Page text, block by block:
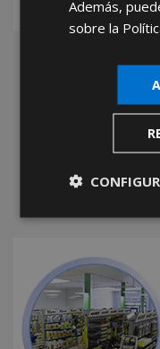
Además,
sobre la